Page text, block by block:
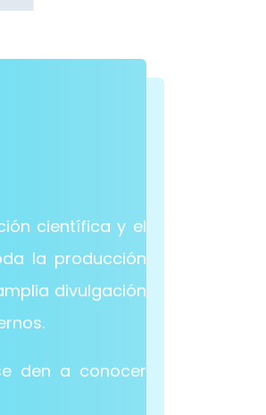
científica y el
la producción
divulgación
den a conocer